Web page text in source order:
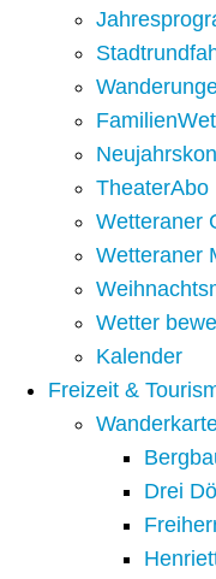
TheaterAbo
Wetteraner
Wetteraner
Wetter
Kalender
Freizeit &
Drei